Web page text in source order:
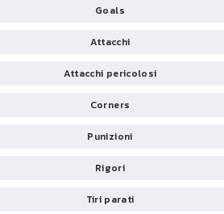
Goals
Attacchi
Attacchi pericolosi
Corners
Punizioni
Rigori
Tiri parati